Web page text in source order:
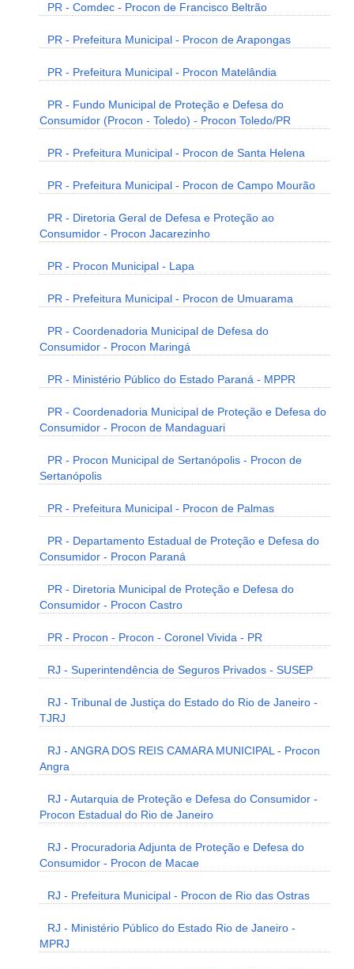
PR - Comdec - Procon de Francisco Beltrão
PR - Prefeitura Municipal - Procon de Arapongas
PR - Prefeitura Municipal - Procon Matelândia
PR - Fundo Municipal de Proteção e Defesa do
Consumidor (Procon - Toledo) - Procon Toledo/PR
PR - Prefeitura Municipal - Procon de Santa Helena
PR - Prefeitura Municipal - Procon de Campo Mourão
PR - Diretoria Geral de Defesa e Proteção ao
Consumidor - Procon Jacarezinho
PR - Procon Municipal - Lapa
PR - Prefeitura Municipal - Procon de Umuarama
PR - Coordenadoria Municipal de Defesa do
Consumidor - Procon Maringá
PR - Ministério Público do Estado Paraná - MPPR
PR - Coordenadoria Municipal de Proteção e Defesa do
Consumidor - Procon de Mandaguari
PR - Procon Municipal de Sertanópolis - Procon de
Sertanópolis
PR - Prefeitura Municipal - Procon de Palmas
PR - Departamento Estadual de Proteção e Defesa do
Consumidor - Procon Paraná
PR - Diretoria Municipal de Proteção e Defesa do
Consumidor - Procon Castro
PR - Procon - Procon - Coronel Vivida - PR
RJ - Superintendência de Seguros Privados - SUSEP
RJ - Tribunal de Justiça do Estado do Rio de Janeiro -
TJRJ
RJ - ANGRA DOS REIS CAMARA MUNICIPAL - Procon
Angra
RJ - Autarquia de Proteção e Defesa do Consumidor -
Procon Estadual do Rio de Janeiro
RJ - Procuradoria Adjunta de Proteção e Defesa do
Consumidor - Procon de Macae
RJ - Prefeitura Municipal - Procon de Rio das Ostras
RJ - Ministério Público do Estado Rio de Janeiro -
MPRJ